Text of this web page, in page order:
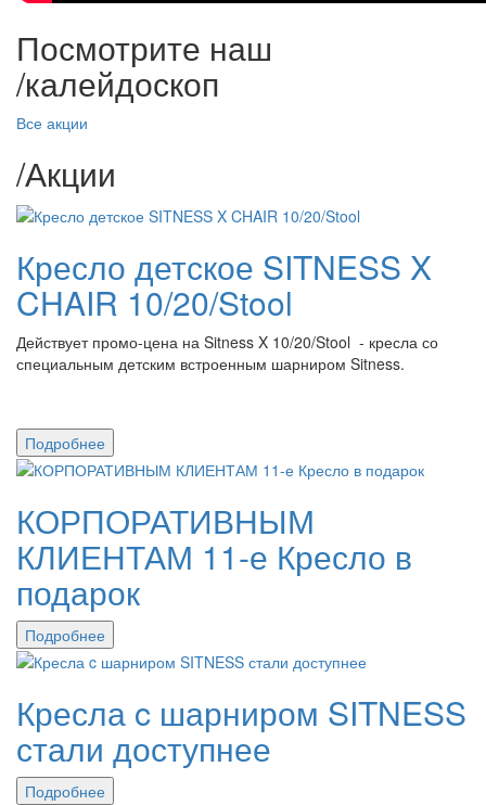
Посмотрите наш
/калейдоскоп
Все акции
/Акции
Кресло детское SITNESS X
CHAIR 10/20/Stool
Действует промо-цена на Sitness X 10/20/Stool - кресла со
специальным детским встроенным шарниром Sitness.
Подробнее
КОРПОРАТИВНЫМ
КЛИЕНТАМ 11-е Кресло в
подарок
Подробнее
Кресла c шарниром SITNESS
стали доступнее
Подробнее